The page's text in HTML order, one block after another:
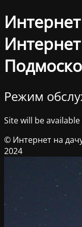
Режим
Site will be
© Интернет на
2024